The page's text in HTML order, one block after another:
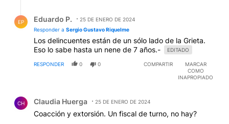
EP Eduardo P.
25 DE ENERO DE 2024
Responder a Sergio Gustavo Riquelme
Los delincuentes están de un sólo lado de la Grieta.
Eso lo sabe hasta un nene de 7 años.-
EDITADO
RESPONDER 0 0 COMPARTIR
MARCAR
COMO
INAPROPIADO
CH Claudia Huerga 25 DE ENERO DE 2024
Coacción y extorsión. Un fiscal de turno, no hay?